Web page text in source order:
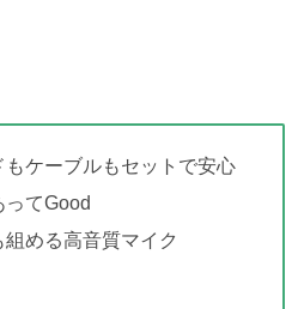
もケーブルもセットで安心
ってGood
める高音質マイク